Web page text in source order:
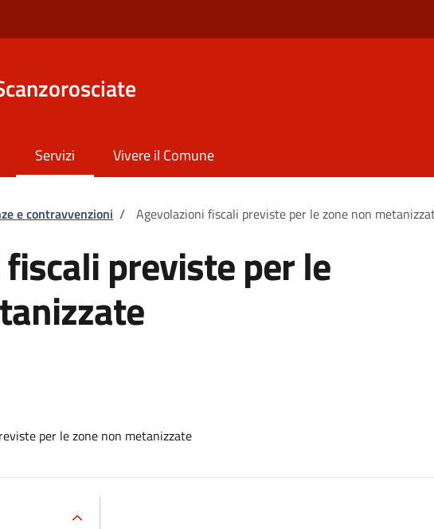
Servizi Vivere il Comune
e contravvenzioni / Agevolazioni fiscali previste per le zone non
previste per le
per le zone non metanizzate